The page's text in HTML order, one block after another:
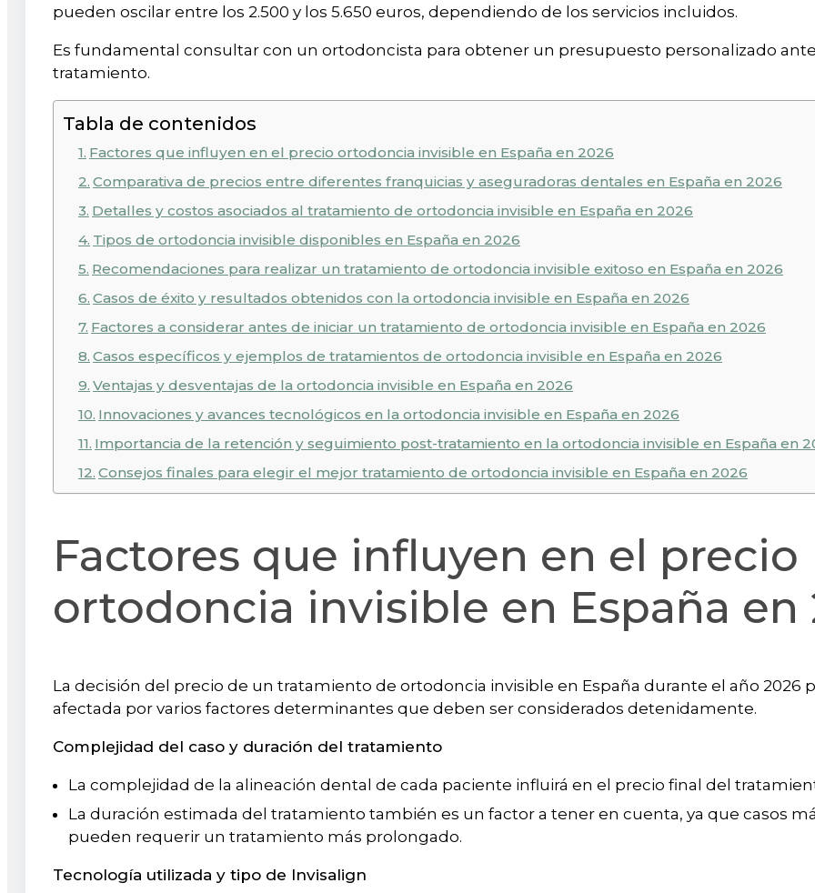
pueden oscilar entre los 2.500 y los 5.650 euros, dependiendo de los servicios incluidos.
Es fundamental consultar con un ortodoncista para obtener un presupuesto personalizado
tratamiento.
Tabla de contenidos
Factores que influyen en el precio ortodoncia invisible en España en 2026
Comparativa de precios entre diferentes franquicias y aseguradoras dentales en España en 2026
Detalles y costos asociados al tratamiento de ortodoncia invisible en España en 2026
Tipos de ortodoncia invisible disponibles en España en 2026
Recomendaciones para realizar un tratamiento de ortodoncia invisible exitoso en España en 2026
Casos de éxito y resultados obtenidos con la ortodoncia invisible en España en 2026
Factores a considerar antes de iniciar un tratamiento de ortodoncia invisible en España en 2026
Casos específicos y ejemplos de tratamientos de ortodoncia invisible en España en 2026
Ventajas y desventajas de la ortodoncia invisible en España en 2026
Innovaciones y avances tecnológicos en la ortodoncia invisible en España en 2026
Importancia de la retención y seguimiento post-tratamiento en la ortodoncia invisible en España en
Consejos finales para elegir el mejor tratamiento de ortodoncia invisible en España en 2026
Factores que influyen en el precio
ortodoncia invisible en España en
La decisión del precio de un tratamiento de ortodoncia invisible en España durante el año 2026
afectada por varios factores determinantes que deben ser considerados detenidamente.
Complejidad del caso y duración del tratamiento
La complejidad de la alineación dental de cada paciente influirá en el precio final del
La duración estimada del tratamiento también es un factor a tener en cuenta, ya que casos
pueden requerir un tratamiento más prolongado.
Tecnología utilizada y tipo de Invisalign